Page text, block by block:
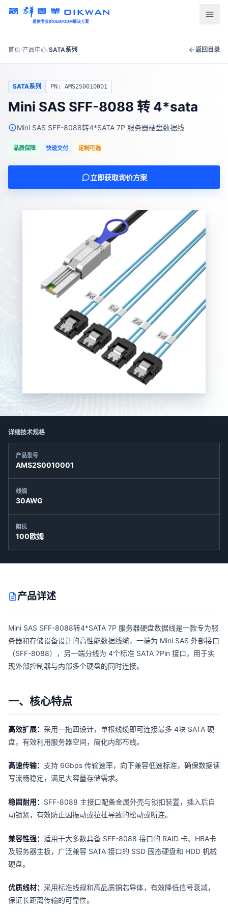
OIKWAN
提供专业的OEM/ODM解决方案
首页
联系我们
日本語
العربية Русский
Deutsch Français
Português Español
ไทย Tiếng Việt
Italiano 中文
首页/产品中心/SATA系列 返回目录
SATA系列 PN: AMS2S0010001
Mini SAS SFF-8088 转 4*sata
Mini SAS SFF-8088转4*SATA 7P 服务器硬盘数据线
品质保障 快速交付 定制可选
立即获取询价方案
详细技术规格
产品型号
AMS2S0010001
线规
30AWG
阻抗
100欧姆
产品详述
Mini SAS SFF-8088转4*SATA 7P 服务器硬盘数据线是一款专为服
务器和存储设备设计的高性能数据线缆，一端为 Mini SAS 外部接口
（SFF-8088），另一端分线为 4个标准 SATA 7Pin 接口，用于实
现外部控制器与内部多个硬盘的同时连接。
一、核心特点
高效扩展： 采用一拖四设计，单根线缆即可连接最多 4块 SATA 硬
盘，有效利用服务器空间，简化内部布线。
高速传输： 支持 6Gbps 传输速率，向下兼容低速标准，确保数据读
写流畅稳定，满足大容量存储需求。
稳固耐用： SFF-8088 主接口配备金属外壳与锁扣装置，插入后自
动锁紧，有效防止因振动或拉扯导致的松动或断连。
兼容性强： 适用于大多数具备 SFF-8088 接口的 RAID 卡、HBA卡
及服务器主板，广泛兼容 SATA 接口的 SSD 固态硬盘和 HDD 机械
硬盘。
优质线材： 采用标准线规和高品质铜芯导体，有效降低信号衰减，
保证长距离传输的可靠性。